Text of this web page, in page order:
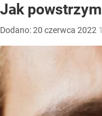
Jak
Dodano:20 czerwca 2022